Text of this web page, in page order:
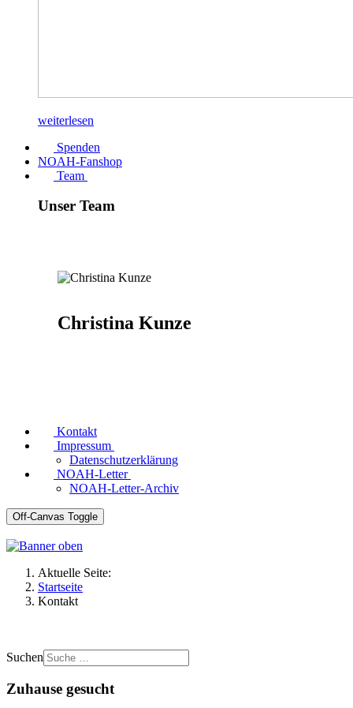
weiterlesen
Spenden
NOAH-Fanshop
Team
Unser Team
Christina Kunze
Kontakt
Impressum
Datenschutzerklärung
NOAH-Letter
NOAH-Letter-Archiv
Off-Canvas Toggle
Aktuelle Seite:
Startseite
Kontakt
Suchen
Zuhause gesucht